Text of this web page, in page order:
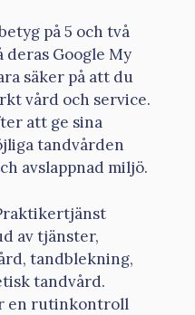
på 5 och två
Google My
säker på att du
vård och service.
att ge sina
tandvården
avslappnad miljö.
av tjänster,
tandblekning,
tandvård.
en rutinkontroll